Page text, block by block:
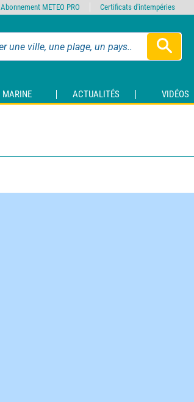
MARINE ACTUALITÉS VIDÉOS
Abonnement METEO PRO Certificats d'intempéries